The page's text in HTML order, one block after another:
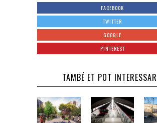
FACEBOOK
TWITTER
GOOGLE
PINTEREST
TAMBÉ ET POT